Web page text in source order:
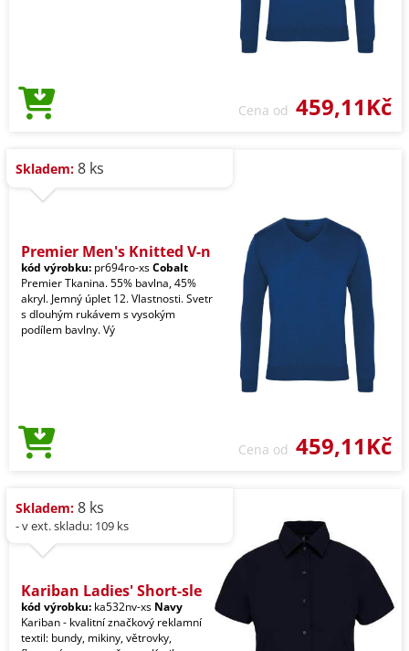
Cena od 459,11Kč
Skladem: 8 ks
Premier Men's Knitted V-n
kód výrobku: pr694ro-xsCobalt
Premier Tkanina. 55% bavlna, 45%
akryl. Jemný úplet 12. Vlastnosti. Svetr
s dlouhým rukávem s vysokým
podílem bavlny. Vý
Cena od 459,11Kč
Skladem: 8 ks
- v ext. skladu: 109 ks
Kariban Ladies' Short-sle
kód výrobku: ka532nv-xs Navy
Kariban - kvalitní značkový reklamní
textil: bundy, mikiny, větrovky,